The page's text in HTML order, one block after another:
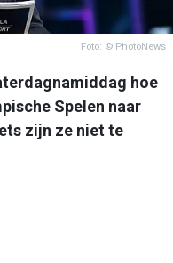
Foto: © PhotoNews
hoe
Spelen naar
zijn ze niet te